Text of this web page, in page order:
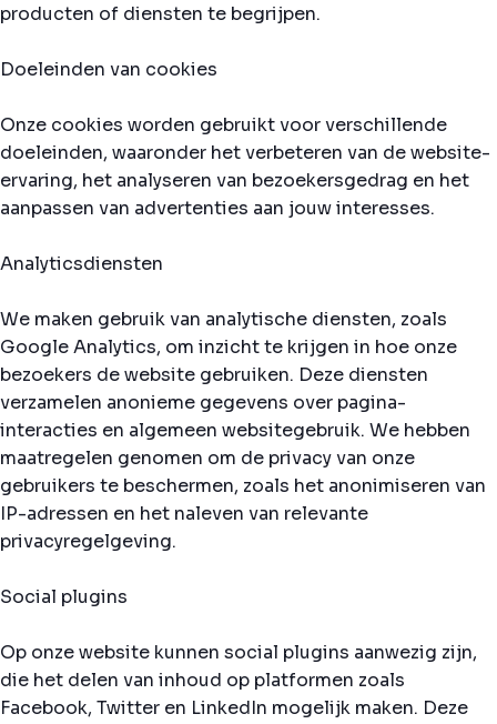
producten of diensten te begrijpen.
Doeleinden van cookies
Onze cookies worden gebruikt voor verschillende
doeleinden, waaronder het verbeteren van de website-
ervaring, het analyseren van bezoekersgedrag en het
aanpassen van advertenties aan jouw interesses.
Analyticsdiensten
We maken gebruik van analytische diensten, zoals
Google Analytics, om inzicht te krijgen in hoe onze
bezoekers de website gebruiken. Deze diensten
verzamelen anonieme gegevens over pagina-
interacties en algemeen websitegebruik. We hebben
maatregelen genomen om de privacy van onze
gebruikers te beschermen, zoals het anonimiseren van
IP-adressen en het naleven van relevante
privacyregelgeving.
Social plugins
Op onze website kunnen social plugins aanwezig zijn,
die het delen van inhoud op platformen zoals
Facebook, Twitter en LinkedIn mogelijk maken. Deze